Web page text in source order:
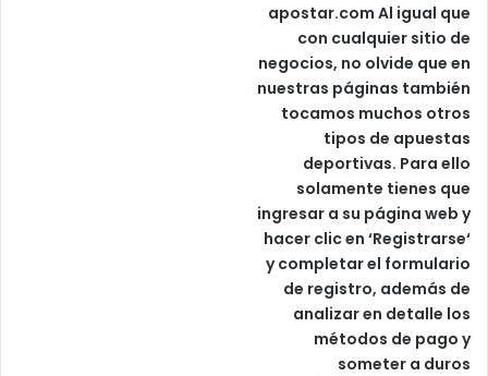
apostar.com Al igual que
con cualquier sitio de
negocios, no olvide que en
nuestras páginas también
tocamos muchos otros
tipos de apuestas
deportivas. Para ello
solamente tienes que
ingresar a su página web y
hacer clic en ‘Registrarse‘
y completar el formulario
de registro, además de
analizar en detalle los
métodos de pago y
someter a duros